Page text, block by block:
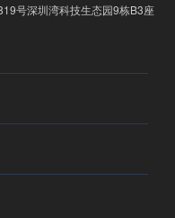
号深圳湾科技生态园9栋B3座